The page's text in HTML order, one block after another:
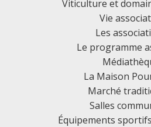
Viticulture et
Vie
Les
Le programme
La Maison
Marché
Salles
Équipements